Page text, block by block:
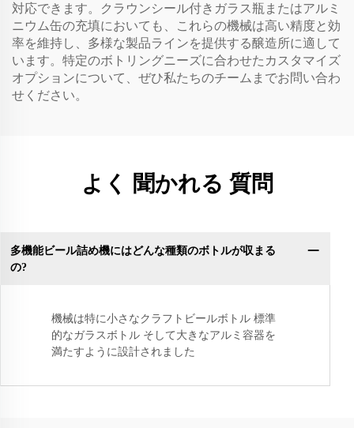
対応できます。クラウンシール付きガラス瓶またはアルミ
ニウム缶の充填においても、これらの機械は高い精度と効
率を維持し、多様な製品ラインを提供する醸造所に適して
います。特定のボトリングニーズに合わせたカスタマイズ
オプションについて、ぜひ私たちのチームまでお問い合わ
せください。
よく 聞かれる 質問
多機能ビール詰め機にはどんな種類のボトルが収まる
の?
機械は特に小さなクラフトビールボトル 標準
的なガラスボトル そして大きなアルミ容器を
満たすように設計されました